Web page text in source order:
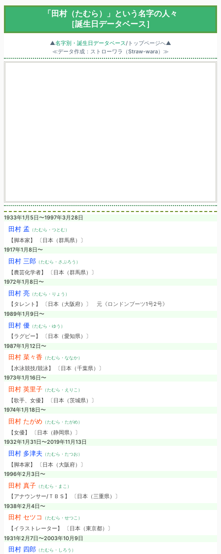
「田村（たむら）」という名字の人々
［誕生日データベース］
▲名字別・誕生日データベース/トップページへ▲
≪データ作成：ストローワラ（Straw-wara）≫
1933年1月5日〜1997年3月28日
田村 孟 （たむら・つとむ）
【脚本家】 〔日本（群馬県）〕
1917年1月8日〜
田村 三郎（たむら・さぶろう）
【農芸化学者】 〔日本（群馬県）〕
1972年1月8日〜
田村 亮（たむら・りょう）
【タレント】 〔日本（大阪府）〕 元《ロンドンブーツ1号2号》
1989年1月9日〜
田村 優（たむら・ゆう）
【ラグビー】 〔日本（愛知県）〕
1987年1月12日〜
田村 菜々香 （たむら・ななか）
【水泳競技/競泳】 〔日本（千葉県）〕
1973年1月16日〜
田村 英里子（たむら・えりこ）
【歌手、女優】 〔日本（茨城県）〕
1974年1月18日〜
田村 たがめ （たむら・たがめ）
【女優】 〔日本（静岡県）〕
1932年1月31日〜2019年11月13日
田村 多津夫 （たむら・たつお）
【脚本家】 〔日本（大阪府）〕
1996年2月3日〜
田村 真子（たむら・まこ）
【アナウンサー/ＴＢＳ】 〔日本（三重県）〕
1938年2月4日〜
田村 セツコ （たむら・せつこ）
【イラストレーター】 〔日本（東京都）〕
1931年2月7日〜2003年10月9日
田村 四郎（たむら・しろう）